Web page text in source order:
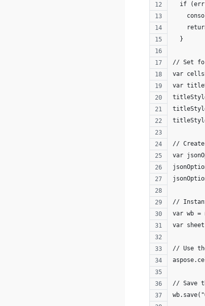
if
  }
// Set
var
var
//
var
//
var wb =
var
// Use
// Save